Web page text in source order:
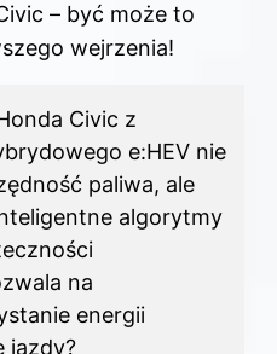
– być może to
wejrzenia!
Civic z
e:HEV nie
paliwa, ale
algorytmy
na
energii
jazdy?